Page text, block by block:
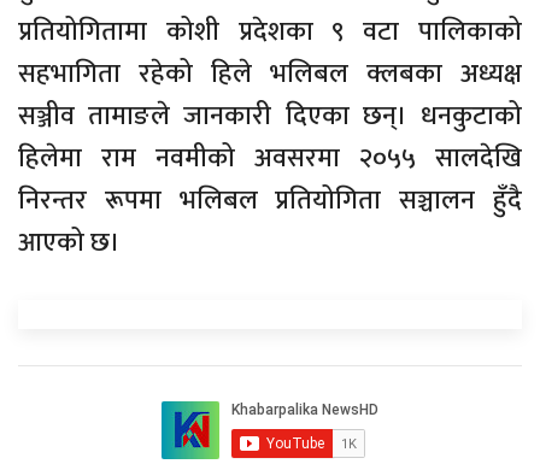
प्रतियोगितामा कोशी प्रदेशका ९ वटा पालिकाको
सहभागिता रहेको हिले भलिबल क्लबका अध्यक्ष
सञ्जीव तामाङले जानकारी दिएका छन्। धनकुटाको
हिलेमा राम नवमीको अवसरमा २०५५ सालदेखि
निरन्तर रूपमा भलिबल प्रतियोगिता सञ्चालन हुँदै
आएको छ।